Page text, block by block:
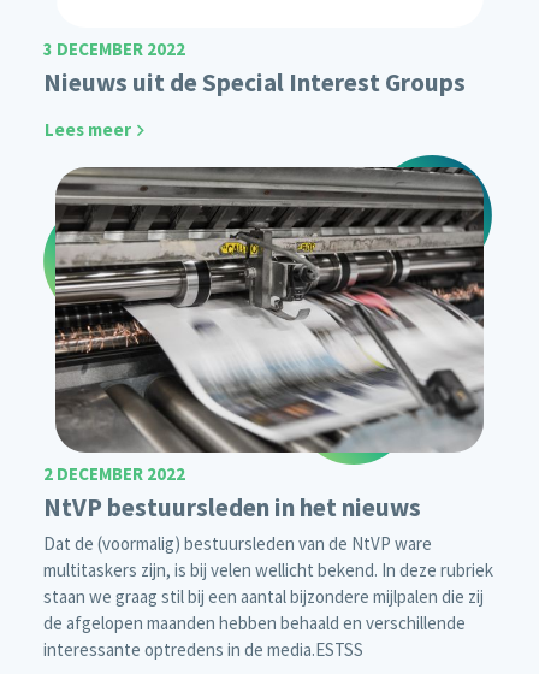
3 DECEMBER 2022
Nieuws uit de Special Interest Groups
Lees meer
2 DECEMBER 2022
NtVP bestuursleden in het nieuws
Dat de (voormalig) bestuursleden van de NtVP ware
multitaskers zijn, is bij velen wellicht bekend. In deze rubriek
staan we graag stil bij een aantal bijzondere mijlpalen die zij
de afgelopen maanden hebben behaald en verschillende
interessante optredens in de media.ESTSS